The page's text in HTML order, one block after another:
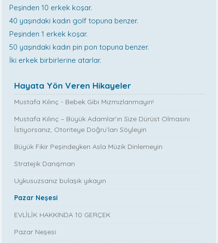
Peşinden 10 erkek koşar.
40 yaşındaki kadın golf topuna benzer.
Peşinden 1 erkek koşar.
50 yaşındaki kadın pin pon topuna benzer.
İki erkek birbirlerine atarlar.
Hayata Yön Veren Hikayeler
Mustafa Kılınç - Bebek Gibi Mızmızlanmayın!
Mustafa Kılınç – Büyük Adamlar’ın Size Dürüst Olmasını
İstiyorsanız, Otoriteye Doğru’ları Söyleyin
Büyük Fikir Peşindeyken Asla Müzik Dinlemeyin
Stratejik Danışman
Uykusuzsanız bulaşık yıkayın
Pazar Neşesi
EVLİLİK HAKKINDA 10 GERÇEK
Pazar Neşesi